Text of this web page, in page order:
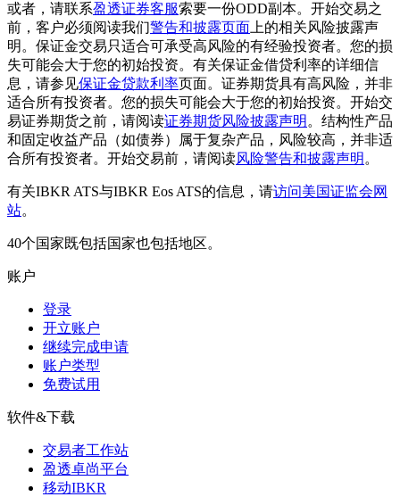
或者，请联系盈透证券客服索要一份ODD副本。开始交易之
前，客户必须阅读我们警告和披露页面 上的相关风险披露声
明。保证金交易只适合可承受高风险的有经验投资者。您的损
失可能会大于您的初始投资。有关保证金借贷利率的详细信
息，请参见保证金贷款利率页面。证券期货具有高风险，并非
适合所有投资者。您的损失可能会大于您的初始投资。开始交
易证券期货之前，请阅读证券期货风险披露声明 。结构性产品
和固定收益产品（如债券）属于复杂产品，风险较高，并非适
合所有投资者。开始交易前，请阅读风险警告和披露声明 。
有关IBKR ATS与IBKR Eos ATS的信息，请访问美国证监会网
站。
40个国家既包括国家也包括地区。
账户
登录
开立账户
继续完成申请
账户类型
免费试用
软件&下载
交易者工作站
盈透卓尚平台
移动IBKR